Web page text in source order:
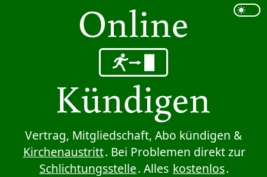
Sprung zum Inhalt
Vertrag, Mitgliedschaft, Abo kündigen &
Kirchenaustritt. Bei Problemen direkt zur
Schlichtungsstelle. Alles kostenlos.